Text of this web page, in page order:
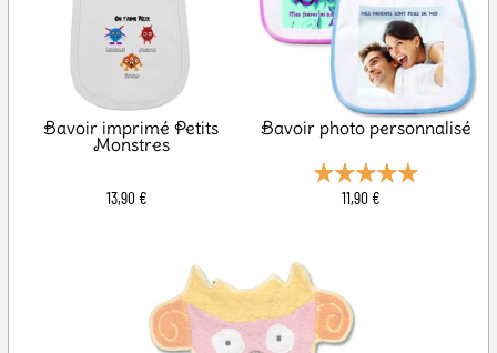
Bavoir imprimé Petits
Monstres
13,90 €
Bavoir photo personnalisé
11,90 €